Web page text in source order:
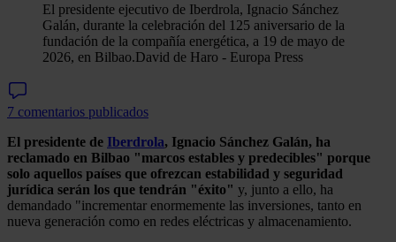
El presidente ejecutivo de Iberdrola, Ignacio Sánchez
Galán, durante la celebración del 125 aniversario de la
fundación de la compañía energética, a 19 de mayo de
2026, en Bilbao.David de Haro - Europa Press
7 comentarios publicados
El presidente de Iberdrola, Ignacio Sánchez Galán, ha
reclamado en Bilbao "marcos estables y predecibles" porque
solo aquellos países que ofrezcan estabilidad y seguridad
jurídica serán los que tendrán "éxito" y, junto a ello, ha
demandado "incrementar enormemente las inversiones, tanto en
nueva generación como en redes eléctricas y almacenamiento.